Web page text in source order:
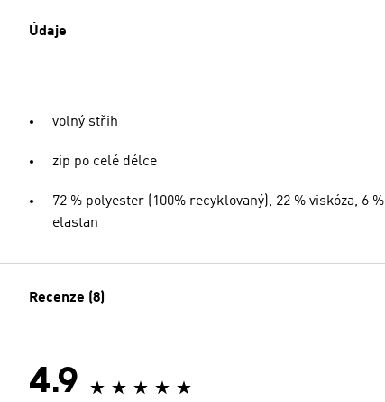
Údaje
volný střih
zip po celé délce
72 % polyester (100% recyklovaný), 22 % viskóza, 6 %
elastan
Recenze (8)
4.9